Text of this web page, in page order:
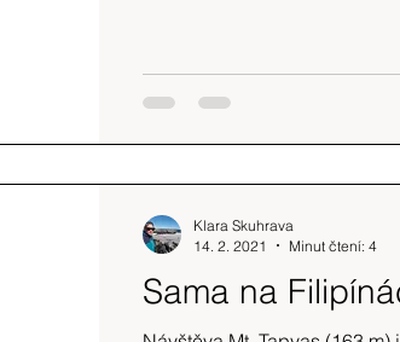
Sama na
Klara Skuhrava
14. 2. 2021
Minut čtení: 4